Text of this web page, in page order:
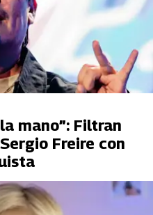
mano”: Filtran
Freire con